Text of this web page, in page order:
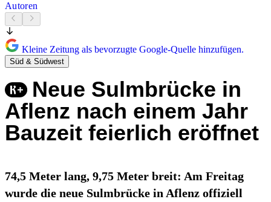
Autoren
Kleine Zeitung als bevorzugte Google-Quelle hinzufügen.
Süd & Südwest
Neue Sulmbrücke in
Aflenz nach einem Jahr
Bauzeit feierlich eröffnet
74,5 Meter lang, 9,75 Meter breit: Am Freitag
wurde die neue Sulmbrücke in Aflenz offiziell